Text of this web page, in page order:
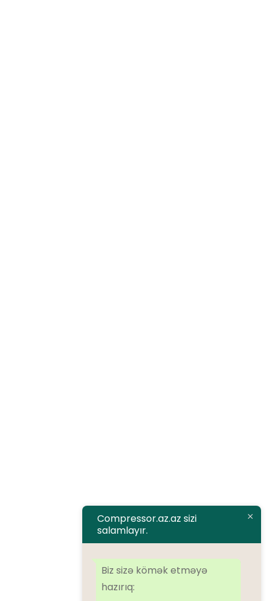
Brendlər
Atlas Copco Atmos BOGE
Ingersoll Rand
RemezaSolidAir
Compressor.az.az sizi
salamlayır.
Biz sizə kömək etməyə
hazırıq: